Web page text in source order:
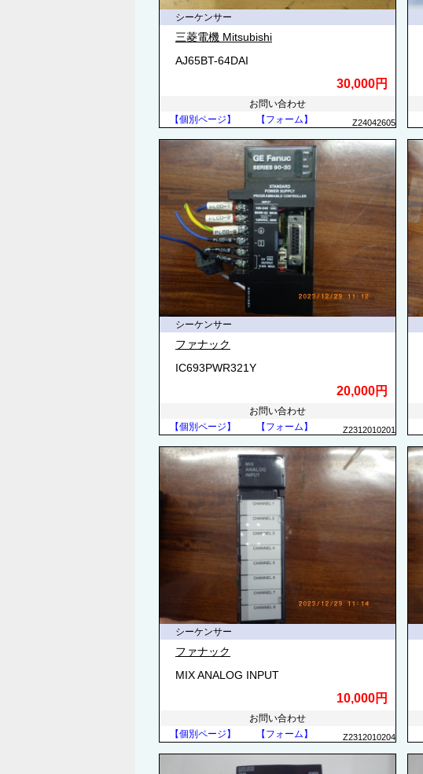
シーケンサー
三菱電機 Mitsubishi
AJ65BT-64DAI
30,000円
お問い合わせ
【個別ページ】
【フォーム】 Z24042605
シーケンサー
ファナック
IC693PWR321Y
20,000円
お問い合わせ
【個別ページ】
【フォーム】 Z2312010201
シーケンサー
ファナック
MIX ANALOG INPUT
10,000円
お問い合わせ
【個別ページ】
【フォーム】 Z2312010204